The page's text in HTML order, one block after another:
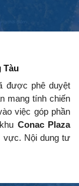
Tàu
phê duyệt
mang tính chiến
việc góp phần
Conac Plaza
vực. Nội dung tư